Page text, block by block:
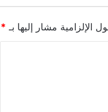
الإلزامية مشار إليها بـ *